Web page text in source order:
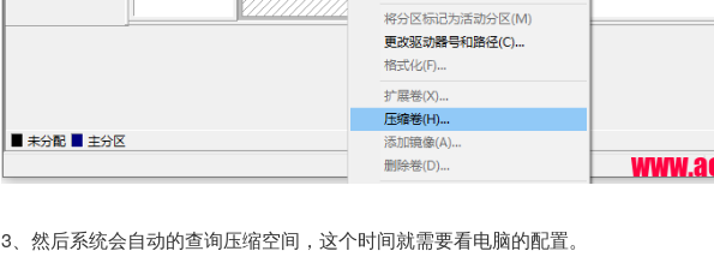
3、然后系统会自动的查询压缩空间，这个时间就需要看电脑的配置。